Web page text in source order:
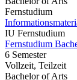
Fernstudium
IU Fernstudium
Fernstudium
6 Semester
Vollzeit, Teilzeit
Bachelor of Arts